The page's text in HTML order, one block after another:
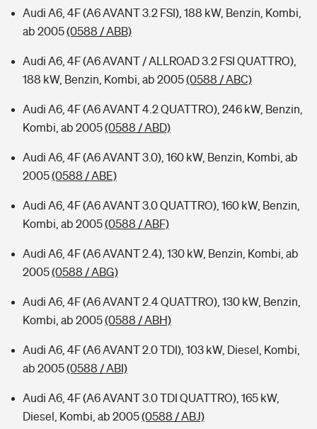
Audi A6, 4F (A6 AVANT 3.2 FSI), 188 kW, Benzin, Kombi,
ab 2005(0588 / ABB)
Audi A6, 4F (A6 AVANT / ALLROAD 3.2 FSI QUATTRO),
188 kW, Benzin, Kombi, ab 2005(0588 / ABC)
Audi A6, 4F (A6 AVANT 4.2 QUATTRO), 246 kW, Benzin,
Kombi, ab 2005(0588 / ABD)
Audi A6, 4F (A6 AVANT 3.0), 160 kW, Benzin, Kombi, ab
2005(0588 / ABE)
Audi A6, 4F (A6 AVANT 3.0 QUATTRO), 160 kW, Benzin,
Kombi, ab 2005(0588 / ABF)
Audi A6, 4F (A6 AVANT 2.4), 130 kW, Benzin, Kombi, ab
2005(0588 / ABG)
Audi A6, 4F (A6 AVANT 2.4 QUATTRO), 130 kW, Benzin,
Kombi, ab 2005(0588 / ABH)
Audi A6, 4F (A6 AVANT 2.0 TDI), 103 kW, Diesel, Kombi,
ab 2005(0588 / ABI)
Audi A6, 4F (A6 AVANT 3.0 TDI QUATTRO), 165 kW,
Diesel, Kombi, ab 2005(0588 / ABJ)